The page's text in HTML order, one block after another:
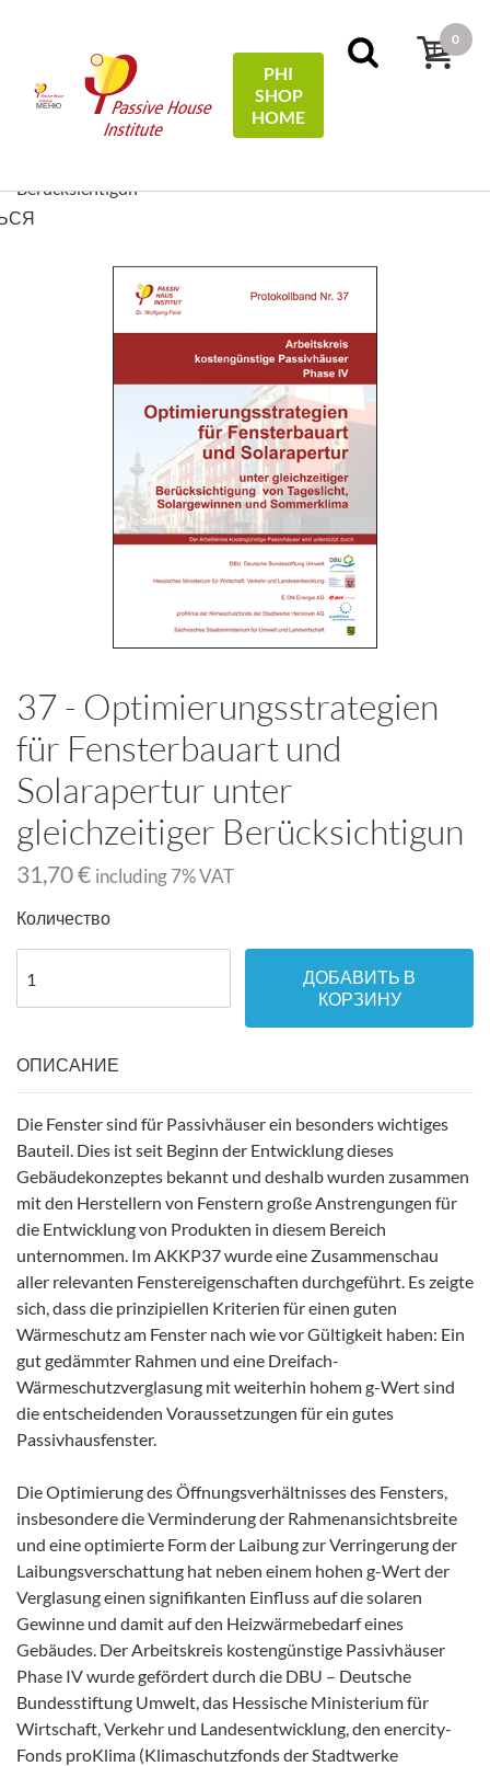
МЕНЮ
PHI
SHOP
HOME
0
Protocols
37 - Optimierungsstrategien für
Berücksichtigun
37 - Optimierungsstrategien
für Fensterbauart und
Solarapertur unter
gleichzeitiger Berücksichtigun
31,70 € including 7% VAT
Количество
ДОБАВИТЬ В
КОРЗИНУ
ОПИСАНИЕ
Die Fenster sind für Passivhäuser ein besonders wichtiges
Bauteil. Dies ist seit Beginn der Entwicklung dieses
Gebäudekonzeptes bekannt und deshalb wurden zusammen
mit den Herstellern von Fenstern große Anstrengungen für
die Entwicklung von Produkten in diesem Bereich
unternommen. Im AKKP37 wurde eine Zusammenschau
aller relevanten Fenstereigenschaften durchgeführt. Es zeigte
sich, dass die prinzipiellen Kriterien für einen guten
Wärmeschutz am Fenster nach wie vor Gültigkeit haben: Ein
gut gedämmter Rahmen und eine Dreifach-
Wärmeschutzverglasung mit weiterhin hohem g-Wert sind
die entscheidenden Voraussetzungen für ein gutes
Passivhausfenster.
Die Optimierung des Öffnungsverhältnisses des Fensters,
insbesondere die Verminderung der Rahmenansichtsbreite
und eine optimierte Form der Laibung zur Verringerung der
Laibungsverschattung hat neben einem hohen g-Wert der
Verglasung einen signifikanten Einfluss auf die solaren
Gewinne und damit auf den Heizwärmebedarf eines
Gebäudes. Der Arbeitskreis kostengünstige Passivhäuser
Phase IV wurde gefördert durch die DBU – Deutsche
Bundesstiftung Umwelt, das Hessische Ministerium für
Wirtschaft, Verkehr und Landesentwicklung, den enercity-
Fonds proKlima (Klimaschutzfonds der Stadtwerke